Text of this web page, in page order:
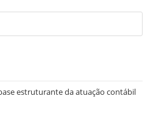
estruturante da atuação contábil